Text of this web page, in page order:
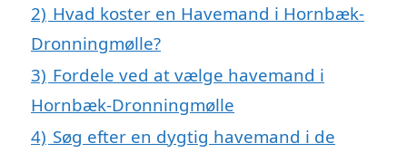
2) Hvad koster en Havemand i Hornbæk-
Dronningmølle?
3) Fordele ved at vælge havemand i
Hornbæk-Dronningmølle
4) Søg efter en dygtig havemand i de